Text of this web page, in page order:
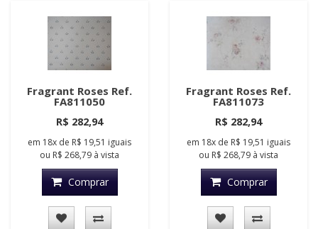
Fragrant Roses Ref.
FA811050
R$ 282,94
em 18x de R$ 19,51 iguais
ou R$ 268,79 à vista
Comprar
Fragrant Roses Ref.
FA811073
R$ 282,94
em 18x de R$ 19,51 iguais
ou R$ 268,79 à vista
Comprar